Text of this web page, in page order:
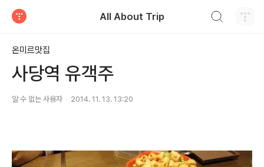
All About Trip
온미르맛집
사당역 유객주
알 수 없는 사용자 2014. 11. 13. 13:20